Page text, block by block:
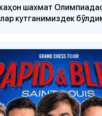
шахмат
кутганимиздек